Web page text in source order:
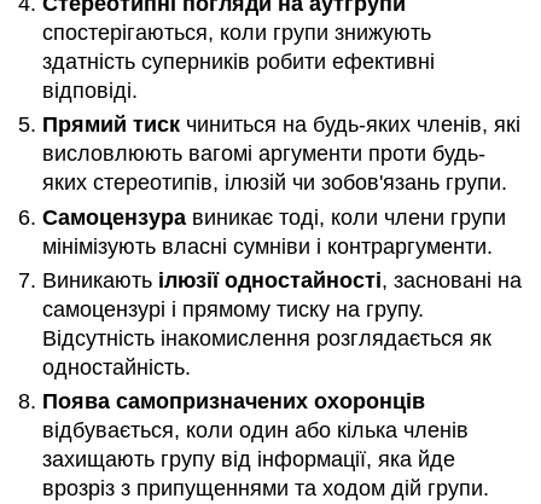
спостерігаються, коли групи знижують
здатність суперників робити ефективні
відповіді.
Прямий тиск чиниться на будь-яких членів, які
висловлюють вагомі аргументи проти будь-
яких стереотипів, ілюзій чи зобов'язань групи.
Самоцензура виникає тоді, коли члени групи
мінімізують власні сумніви і контраргументи.
Виникають ілюзії одностайності, засновані на
самоцензурі і прямому тиску на групу.
Відсутність інакомислення розглядається як
одностайність.
Поява самопризначених охоронців
відбувається, коли один або кілька членів
захищають групу від інформації, яка йде
врозріз з припущеннями та ходом дій групи.